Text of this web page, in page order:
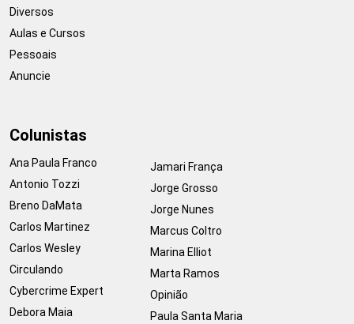
Diversos
Aulas e Cursos
Pessoais
Anuncie
Colunistas
Ana Paula Franco
Antonio Tozzi
Breno DaMata
Carlos Martinez
Carlos Wesley
Circulando
Cybercrime Expert
Debora Maia
Jamari França
Jorge Grosso
Jorge Nunes
Marcus Coltro
Marina Elliot
Marta Ramos
Opinião
Paula Santa Maria